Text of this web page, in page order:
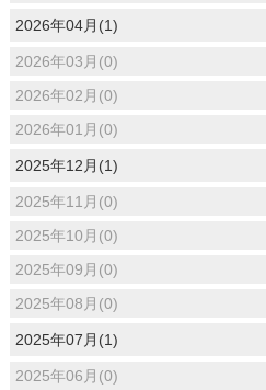
2026年04月(1)
2026年03月(0)
2026年02月(0)
2026年01月(0)
2025年12月(1)
2025年11月(0)
2025年10月(0)
2025年09月(0)
2025年08月(0)
2025年07月(1)
2025年06月(0)